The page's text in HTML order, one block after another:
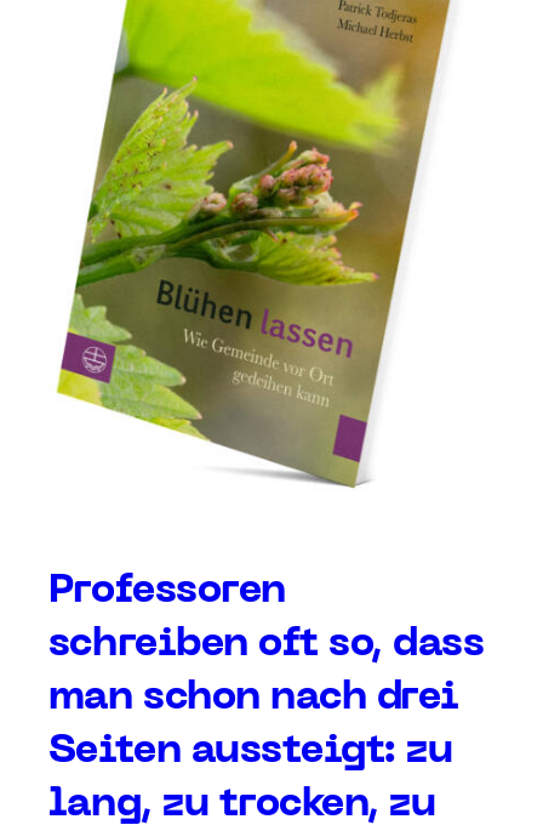
Professoren
schreiben oft so, dass
man schon nach drei
Seiten aussteigt: zu
lang, zu trocken, zu